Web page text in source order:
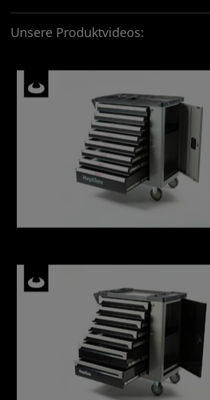
Four &More
Unsere Produktvideos: